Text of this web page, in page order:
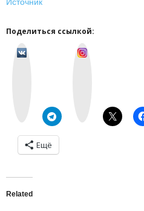
Источник
Поделиться ссылкой:
Ещё
Related